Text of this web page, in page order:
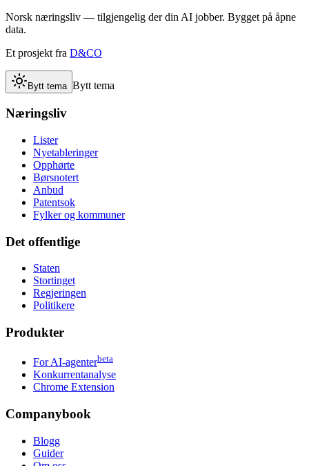
Norsk næringsliv — tilgjengelig der din AI jobber. Bygget på åpne
data.
Et prosjekt fra D&CO
Bytt tema Bytt tema
Næringsliv
Lister
Nyetableringer
Opphørte
Børsnotert
Anbud
Patentsok
Fylker og kommuner
Det offentlige
Staten
Stortinget
Regjeringen
Politikere
Produkter
For AI-agenterbeta
Konkurrentanalyse
Chrome Extension
Companybook
Blogg
Guider